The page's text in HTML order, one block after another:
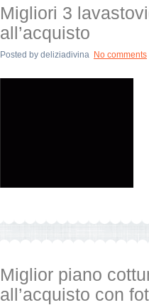
Migliori 3
all’acquisto
Posted by deliziadivina No comments
Miglior piano
all’acquisto con